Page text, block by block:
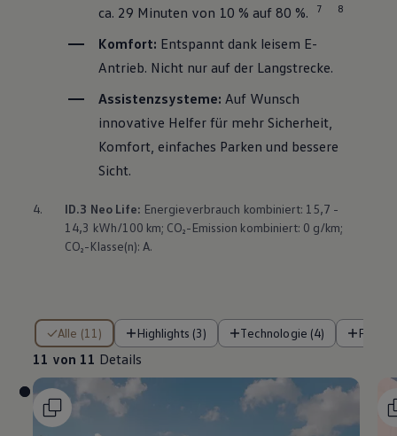
ca. 29 Minuten von 10 % auf 80 %.
7 8
Komfort: Entspannt dank leisem E-
Antrieb. Nicht nur auf der Langstrecke.
Assistenzsysteme: Auf Wunsch
innovative Helfer für mehr Sicherheit,
Komfort, einfaches Parken und bessere
Sicht.
4. ID.3 Neo Life: Energieverbrauch kombiniert: 15,7 -
14,3 kWh/100 km; CO₂-Emission kombiniert: 0 g/km;
CO₂-Klasse(n): A.
Alle (11) Highlights (3) Technologie (4)
11 von 11 Details
11 von 11 Details